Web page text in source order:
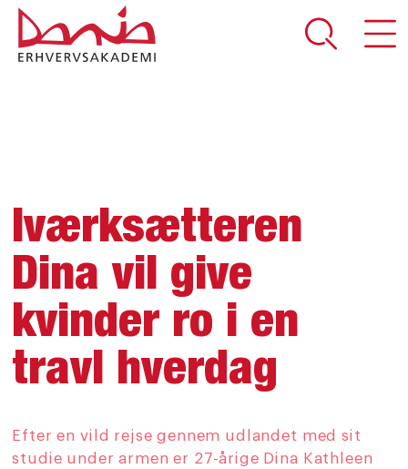
DEL SIDEN
Iværksætteren
Dina vil give
kvinder ro i en
travl hverdag
Efter en vild rejse gennem udlandet med sit
studie under armen er 27-årige Dina Kathleen